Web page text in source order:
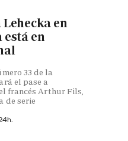
Lehecka en
está en
33 de la
el pase a
francés Arthur Fils,
de serie